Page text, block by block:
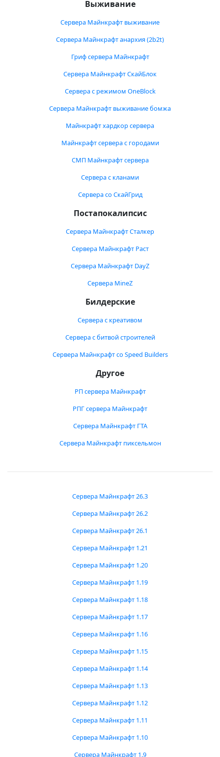
Выживание
Сервера Майнкрафт выживание
Сервера Майнкрафт анархия (2b2t)
Гриф сервера Майнкрафт
Сервера Майнкрафт СкайБлок
Сервера с режимом OneBlock
Сервера Майнкрафт выживание бомжа
Майнкрафт хардкор сервера
Майнкрафт сервера с городами
СМП Майнкрафт сервера
Сервера с кланами
Сервера со СкайГрид
Постапокалипсис
Сервера Майнкрафт Сталкер
Сервера Майнкрафт Раст
Сервера Майнкрафт DayZ
Сервера MineZ
Билдерские
Сервера с креативом
Сервера с битвой строителей
Сервера Майнкрафт со Speed Builders
Другое
РП сервера Майнкрафт
РПГ сервера Майнкрафт
Сервера Майнкрафт ГТА
Сервера Майнкрафт пиксельмон
Сервера Майнкрафт 26.3
Сервера Майнкрафт 26.2
Сервера Майнкрафт 26.1
Сервера Майнкрафт 1.21
Сервера Майнкрафт 1.20
Сервера Майнкрафт 1.19
Сервера Майнкрафт 1.18
Сервера Майнкрафт 1.17
Сервера Майнкрафт 1.16
Сервера Майнкрафт 1.15
Сервера Майнкрафт 1.14
Сервера Майнкрафт 1.13
Сервера Майнкрафт 1.12
Сервера Майнкрафт 1.11
Сервера Майнкрафт 1.10
Сервера Майнкрафт 1.9